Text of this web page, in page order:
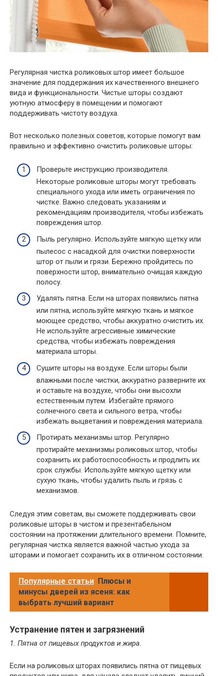
Регулярная чистка роликовых штор имеет большое
значение для поддержания их качественного внешнего
вида и функциональности. Чистые шторы создают
уютную атмосферу в помещении и помогают
поддерживать чистоту воздуха.
Вот несколько полезных советов, которые помогут вам
правильно и эффективно очистить роликовые шторы:
Проверьте инструкцию производителя.
Некоторые роликовые шторы могут требовать
специального ухода или иметь ограничения по
чистке. Важно следовать указаниям и
рекомендациям производителя, чтобы избежать
повреждения штор.
Пыль регулярно. Используйте мягкую щетку или
пылесос с насадкой для очистки поверхности
штор от пыли и грязи. Бережно пройдитесь по
поверхности штор, внимательно очищая каждую
полосу.
Удалять пятна. Если на шторах появились пятна
или пятна, используйте мягкую ткань и мягкое
моющее средство, чтобы аккуратно очистить их.
Не используйте агрессивные химические
средства, чтобы избежать повреждения
материала шторы.
Сушите шторы на воздухе. Если шторы были
влажными после чистки, аккуратно разверните их
и оставьте на воздухе, чтобы они высохли
естественным путем. Избегайте прямого
солнечного света и сильного ветра, чтобы
избежать выцветания и повреждения материала.
Протирать механизмы штор. Регулярно
протирайте механизмы роликовых штор, чтобы
сохранить их работоспособность и продлить их
срок службы. Используйте мягкую щетку или
сухую ткань, чтобы удалить пыль и грязь с
механизмов.
Следуя этим советам, вы сможете поддерживать свои
роликовые шторы в чистом и презентабельном
состоянии на протяжении длительного времени. Помните,
регулярная чистка является важной частью ухода за
шторами и помогает сохранить их в отличном состоянии.
Популярные статьи Плюсы и
минусы дверей из ясеня: как
выбрать лучший вариант
Устранение пятен и загрязнений
1. Пятна от пищевых продуктов и жира.
Если на роликовых шторах появились пятна от пищевых